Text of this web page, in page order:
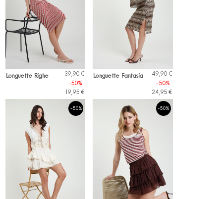
Longuette Righe
39,90 €
-50%
19,95 €
Longuette Fantasia
49,90 €
-50%
24,95 €
-50% -50%